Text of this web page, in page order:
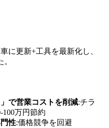
に更新+工具を最新化し、
で営業コストを削減:チラ
100万円節約
性:価格競争を回避